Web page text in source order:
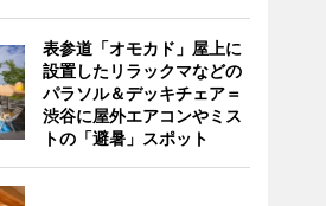
表参道「オモカド」屋上に
設置したリラックマなどの
パラソル＆デッキチェア＝
渋谷に屋外エアコンやミス
トの「避暑」スポット